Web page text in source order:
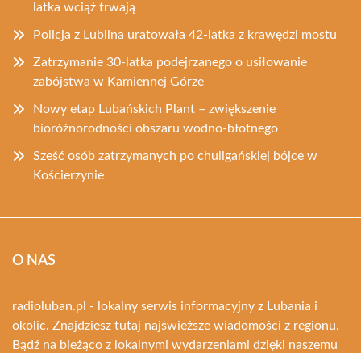
latka wciąż trwają
Policja z Lublina uratowała 42-latka z krawędzi mostu
Zatrzymanie 30-latka podejrzanego o usiłowanie
zabójstwa w Kamiennej Górze
Nowy etap Lubańskich Plant – zwiększenie
bioróżnorodności obszaru wodno-błotnego
Sześć osób zatrzymanych po chuligańskiej bójce w
Kościerzynie
O NAS
radioluban.pl - lokalny serwis informacyjny z Lubania i
okolic. Znajdziesz tutaj najświeższe wiadomości z regionu.
Bądź na bieżąco z lokalnymi wydarzeniami dzięki naszemu